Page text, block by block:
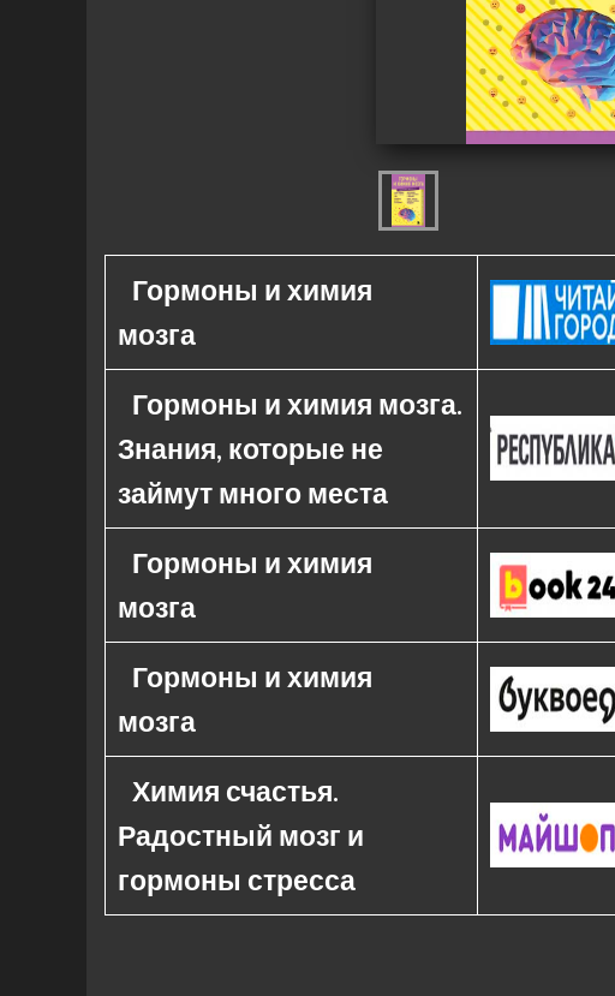
Гормоны и химия
мозга
Гормоны и химия мозга.
Знания, которые не
займут много места
Гормоны и химия
мозга
Гормоны и химия
мозга
Химия счастья.
Радостный мозг и
гормоны стресса